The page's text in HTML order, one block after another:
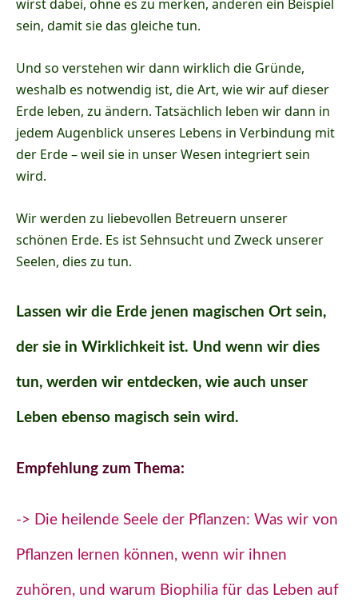
wirst dabei, ohne es zu merken, anderen ein Beispiel
sein, damit sie das gleiche tun.
Und so verstehen wir dann wirklich die Gründe,
weshalb es notwendig ist, die Art, wie wir auf dieser
Erde leben, zu ändern. Tatsächlich leben wir dann in
jedem Augenblick unseres Lebens in Verbindung mit
der Erde – weil sie in unser Wesen integriert sein
wird.
Wir werden zu liebevollen Betreuern unserer
schönen Erde. Es ist Sehnsucht und Zweck unserer
Seelen, dies zu tun.
Lassen wir die Erde jenen magischen Ort sein,
der sie in Wirklichkeit ist. Und wenn wir dies
tun, werden wir entdecken, wie auch unser
Leben ebenso magisch sein wird.
Empfehlung zum Thema:
-> Die heilende Seele der Pflanzen: Was wir von
Pflanzen lernen können, wenn wir ihnen
zuhören, und warum Biophilia für das Leben auf